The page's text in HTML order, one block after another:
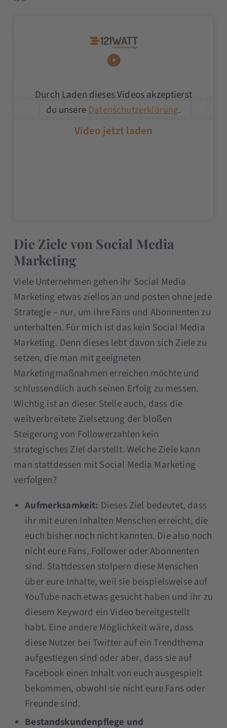
Durch Laden dieses Videos akzeptierst
du unsereDatenschutzerklärung.
Die Ziele von Social Media
Marketing
Viele Unternehmen gehen ihr Social Media
Marketing etwas ziellos an und posten ohne jede
Strategie – nur, um ihre Fans und Abonnenten zu
unterhalten. Für mich ist das kein Social Media
Marketing. Denn dieses lebt davon sich Ziele zu
setzen, die man mit geeigneten
Marketingmaßnahmen erreichen möchte und
schlussendlich auch seinen Erfolg zu messen.
Wichtig ist an dieser Stelle auch, dass die
weitverbreitete Zielsetzung der bloßen
Steigerung von Followerzahlen kein
strategisches Ziel darstellt. Welche Ziele kann
man stattdessen mit Social Media Marketing
verfolgen?
Aufmerksamkeit: Dieses Ziel bedeutet, dass
ihr mit euren Inhalten Menschen erreicht, die
euch bisher noch nicht kannten. Die also noch
nicht eure Fans, Follower oder Abonnenten
sind. Stattdessen stolpern diese Menschen
über eure Inhalte, weil sie beispielsweise auf
YouTube nach etwas gesucht haben und ihr zu
diesem Keyword ein Video bereitgestellt
habt. Eine andere Möglichkeit wäre, dass
diese Nutzer bei Twitter auf ein Trendthema
aufgestiegen sind oder aber, dass sie auf
Facebook einen Inhalt von euch ausgespielt
bekommen, obwohl sie nicht eure Fans oder
Freunde sind.
Bestandskundenpflege und